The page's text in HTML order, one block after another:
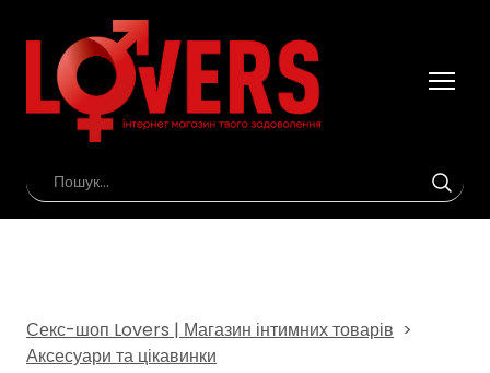
Секс-шоп Lovers | Магазин інтимних товарів
Аксесуари та цікавинки